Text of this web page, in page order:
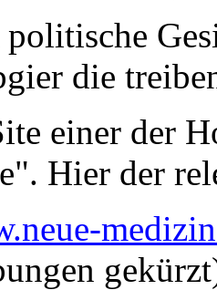
die
einer der
Hier der